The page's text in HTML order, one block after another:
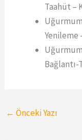
Taahüt –
Yenileme
← Önceki Yazı